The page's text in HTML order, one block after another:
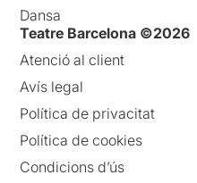
Dansa
Teatre Barcelona ©2026
Atenció al client
Avís legal
Política de privacitat
Política de cookies
Condicions d’ús